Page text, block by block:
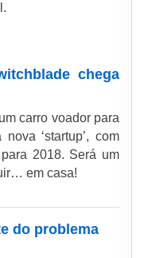
chega
carro voador para
‘startup’, com
2018. Será um
em casa!
do problema